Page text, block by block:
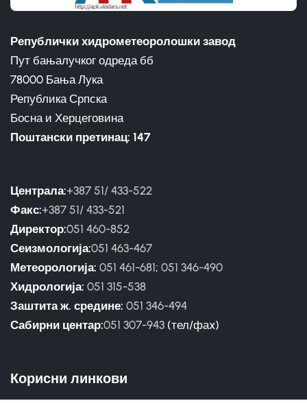
Републички хидрометеоролошки завод
Пут бањалучког одреда бб
78000 Бања Лука
Република Српска
Босна и Херцеговина
Поштански претинац: 147
Централа:+387 51/ 433-522
Факс:+387 51/ 433-521
Директор:051 460-852
Сеизмологија:051 463-467
Метеорологија: 051 461-681; 051 346-490
Хидрологија: 051 315-538
Заштита ж. средине: 051 346-494
Сабирни центар:051 307-943 (тел/фаx)
Корисни линкови